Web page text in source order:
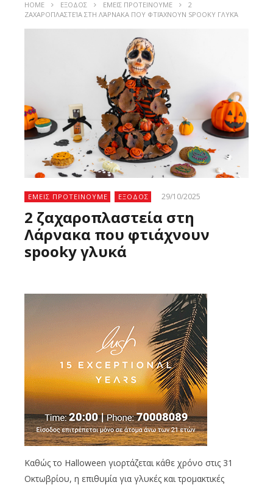
HOME ΕΞΟΔΟΣ ΕΜΕΙΣ ΠΡΟΤΕΙΝΟΥΜΕ
2
ΖΑΧΑΡΟΠΛΑΣΤΕΊΑ ΣΤΗ ΛΆΡΝΑΚΑ ΠΟΥ ΦΤΙΆΧΝΟΥΝ SPOOKY ΓΛΥΚΆ
ΕΜΕΙΣ ΠΡΟΤΕΙΝΟΥΜΕ ΕΞΟΔΟΣ 29/10/2025
2 ζαχαροπλαστεία στη
Λάρνακα που φτιάχνουν
spooky γλυκά
Καθώς το Halloween γιορτάζεται κάθε χρόνο στις 31
Οκτωβρίου, η επιθυμία για γλυκές και τρομακτικές